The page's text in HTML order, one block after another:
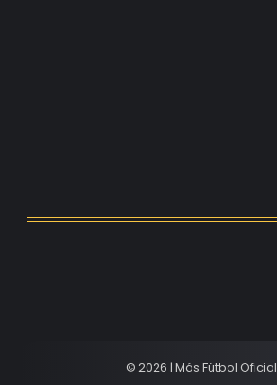
© 2026 | Más Fútbol Oficial